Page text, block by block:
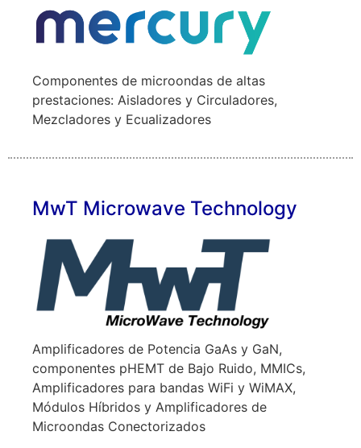
Componentes de microondas de altas
prestaciones: Aisladores y Circuladores,
Mezcladores y Ecualizadores
MwT Microwave Technology
Amplificadores de Potencia GaAs y GaN,
componentes pHEMT de Bajo Ruido, MMICs,
Amplificadores para bandas WiFi y WiMAX,
Módulos Híbridos y Amplificadores de
Microondas Conectorizados